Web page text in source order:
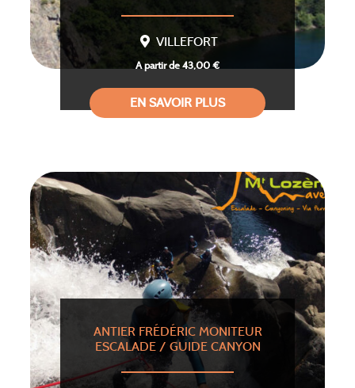
VILLEFORT
A partir de 43,00 €
EN SAVOIR PLUS
ANTIER FRÉDÉRIC MONITEUR
ESCALADE / GUIDE CANYON